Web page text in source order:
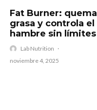
Fat Burner: quema
grasa y controla el
hambre sin límites
Lab Nutrition ·
noviembre 4, 2025